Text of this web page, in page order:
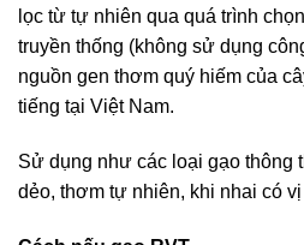
lọc từ tự nhiên qua quá trình
truyền thống (không sử dụng
nguồn gen thơm quý hiếm của
tiếng tại Việt Nam.
Sử dụng như các loại gạo thông
dẻo, thơm tự nhiên, khi nhai có vị